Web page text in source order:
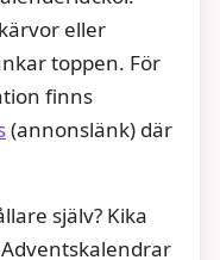
eller
toppen. För
finns
(annonslänk) där
själv? Kika